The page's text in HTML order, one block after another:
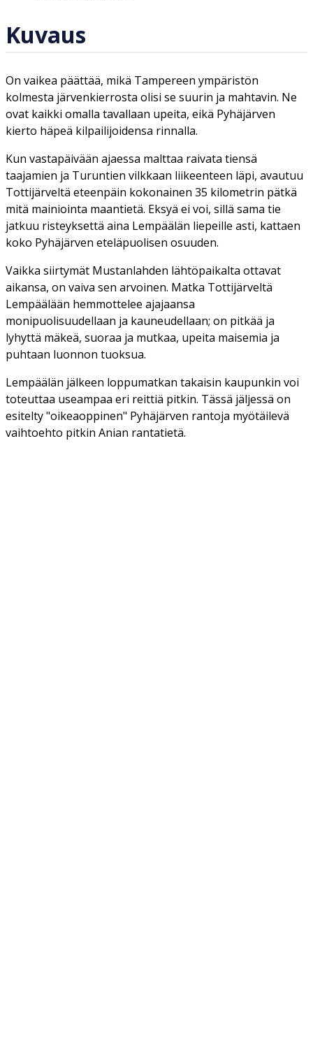
Kuvaus
On vaikea päättää, mikä Tampereen ympäristön
kolmesta järvenkierrosta olisi se suurin ja mahtavin. Ne
ovat kaikki omalla tavallaan upeita, eikä Pyhäjärven
kierto häpeä kilpailijoidensa rinnalla.
Kun vastapäivään ajaessa malttaa raivata tiensä
taajamien ja Turuntien vilkkaan liikeenteen läpi, avautuu
Tottijärveltä eteenpäin kokonainen 35 kilometrin pätkä
mitä mainiointa maantietä. Eksyä ei voi, sillä sama tie
jatkuu risteyksettä aina Lempäälän liepeille asti, kattaen
koko Pyhäjärven eteläpuolisen osuuden.
Vaikka siirtymät Mustanlahden lähtöpaikalta ottavat
aikansa, on vaiva sen arvoinen. Matka Tottijärveltä
Lempäälään hemmottelee ajajaansa
monipuolisuudellaan ja kauneudellaan; on pitkää ja
lyhyttä mäkeä, suoraa ja mutkaa, upeita maisemia ja
puhtaan luonnon tuoksua.
Lempäälän jälkeen loppumatkan takaisin kaupunkin voi
toteuttaa useampaa eri reittiä pitkin. Tässä jäljessä on
esitelty "oikeaoppinen" Pyhäjärven rantoja myötäilevä
vaihtoehto pitkin Anian rantatietä.